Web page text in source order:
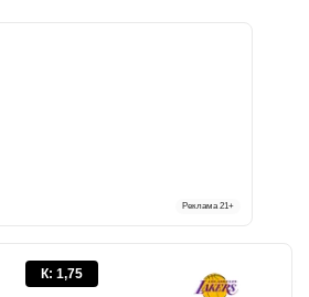
Реклама 21+
К: 1,75